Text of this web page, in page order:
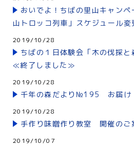
おいでよ！ちばの里山キャン
山トロッコ列車」スケジュール変
2019/10/28
ちばの１日体験会「木の伐採と
≪終了しました≫
2019/10/28
千年の森だより№195 お届け
2019/10/28
手作り味噌作り教室 開催のご
2019/10/07